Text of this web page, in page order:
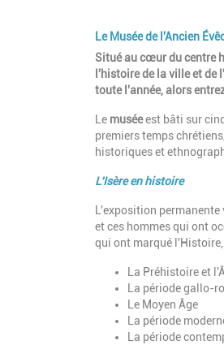
Le Musée de l'Ancien
Situé au cœur du centre
l'histoire de la ville et
toute l'année, alors
Le muséeest bâti sur
premiers temps
historiques et
L'Isère en histoire
L'exposition
et ces hommes qui ont
qui ont marqué
La Préhistoire et
La période gallo-
Le Moyen Âge
La période
La période